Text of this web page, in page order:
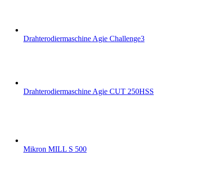
Drahterodiermaschine Agie Challenge3
Drahterodiermaschine Agie CUT 250HSS
Mikron MILL S 500